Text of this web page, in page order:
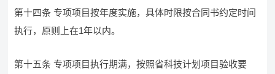
第十四条 专项项目按年度实施，具体时限按合同书约定时间
执行，原则上在1年以内。
第十五条 专项项目执行期满，按照省科技计划项目验收要